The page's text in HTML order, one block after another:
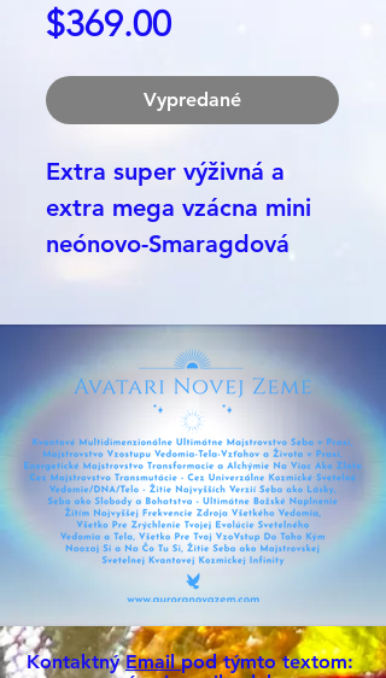
$369.00Price
Vypredané
Extra super výživná a
extra mega vzácna mini
neónovo-Smaragdová
PraPrvotná Materinská
generácie v jej vajíčku,
odkiaľ si ju môžeš vybrať
a vložiť. Týchto
smaragdovo-neónových
plných Zlatých éterov je
malinké množstvo, toto
sú jedny z posledných,
ktoré sú a budú
zdieľané..Čisté srdce/
KontaktnýEmailpod týmto textom: